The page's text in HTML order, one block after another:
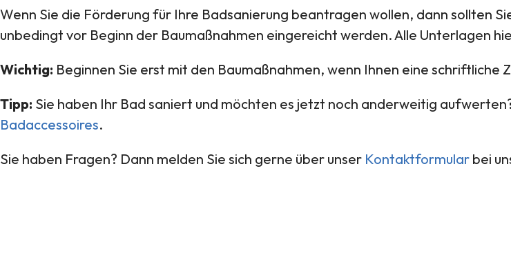
Wenn Sie die Förderung für Ihre Badsanierung beantragen wollen, dann sollten
unbedingt vor Beginn der Baumaßnahmen eingereicht werden. Alle Unterlagen
Wichtig: Beginnen Sie erst mit den Baumaßnahmen, wenn Ihnen eine
Tipp: Sie haben Ihr Bad saniert und möchten es jetzt noch anderweitig
Badaccessoires.
Sie haben Fragen? Dann melden Sie sich gerne über unser Kontaktformular bei